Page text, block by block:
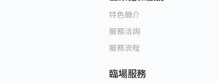
特色簡介
服務洽詢
服務流程
臨場服務